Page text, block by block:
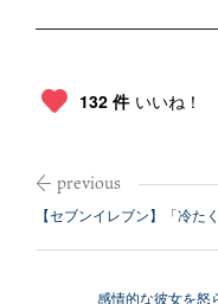
132 件 いいね！
【セブンイレブン】「冷
感情的な彼女を